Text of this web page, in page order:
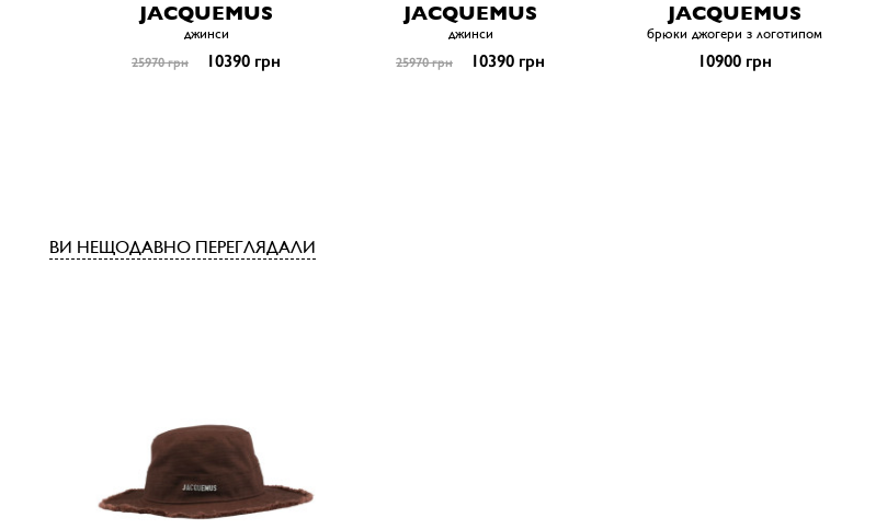
JACQUEMUS
джинси
25970 грн 10390 грн
JACQUEMUS
джинси
25970 грн 10390 грн
JACQUEMUS
брюки джогери з логотипом
10900 грн
ВИ НЕЩОДАВНО ПЕРЕГЛЯДАЛИ